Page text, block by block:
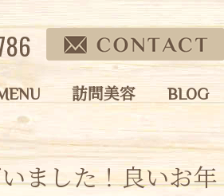
訪問美容 BLOG
ました！良いお年